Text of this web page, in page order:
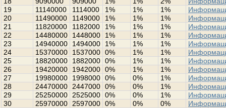
19
11140000 1114000 1% 1% 1%
20
11490000 1149000 1% 1% 1%
21
11820000 1182000 1% 1% 1%
22
14480000 1448000 1% 1% 1%
23
14940000 1494000 1% 1% 1%
24
15370000 1537000 0% 1% 1%
25
18820000 1882000 0% 1% 1%
26
19420000 1942000 0% 1% 1%
27
19980000 1998000 0% 0% 1%
28
24470000 2447000 0% 0% 1%
29
25250000 2525000 0% 0% 1%
30
25970000 2597000 0% 0% 0%